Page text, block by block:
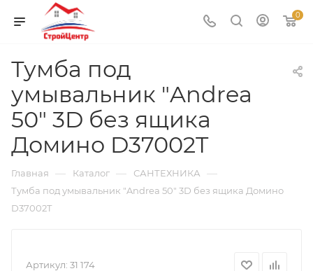
0
Тумба под
умывальник "Andrea
50" 3D без ящика
Домино D37002T
Главная — Каталог — САНТЕХНИКА —
Тумба под умывальник "Andrea 50" 3D без ящика Домино
D37002T
Артикул: 31 174